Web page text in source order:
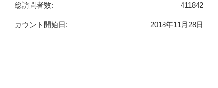
411842
総訪問者数:
2018年11月28日
カウント開始日: